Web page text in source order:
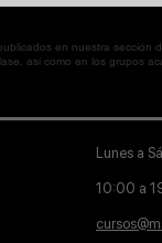
en nuestra sección
así como en los grupos
Lunes a
10:00 a